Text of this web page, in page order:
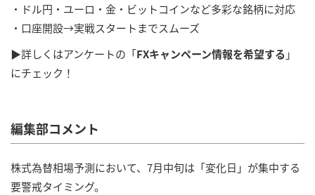
・ドル円・ユーロ・金・ビットコインなど多彩な銘柄に対応
・口座開設→実戦スタートまでスムーズ
▶詳しくはアンケートの「FXキャンペーン情報を希望する 」
にチェック！
編集部コメント
株式為替相場予測において、7月中旬は「変化日」が集中する
要警戒タイミング。